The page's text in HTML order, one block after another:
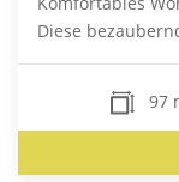
Diese
97